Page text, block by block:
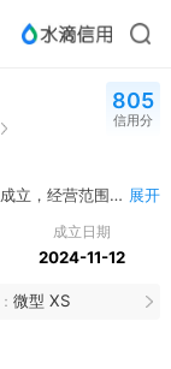
805
信用分
简介：长沙胜濒网络科技有限公司,2024年11月12日成立，经营范围包括一般项目：网络技术服务;互联网销售（除销售需要许可的商品）;摄像及视频制作服务;摄影扩印服务;项目策划与公关服务;技术服务、技术开发、技术咨询、技术交流、技术转让、技术推广;软件开发;软件外包服务;软件销售;网络设备销售;互联网设备销售;网络与信息安全软件开发;电子产品销售;个人商务服务;动漫游戏开发;商务代理代办服务（除依法须经批准的项目外，自主开展法律法规未禁止、未限制的经营活动） 展开
成立日期
2024-11-12
微型 XS